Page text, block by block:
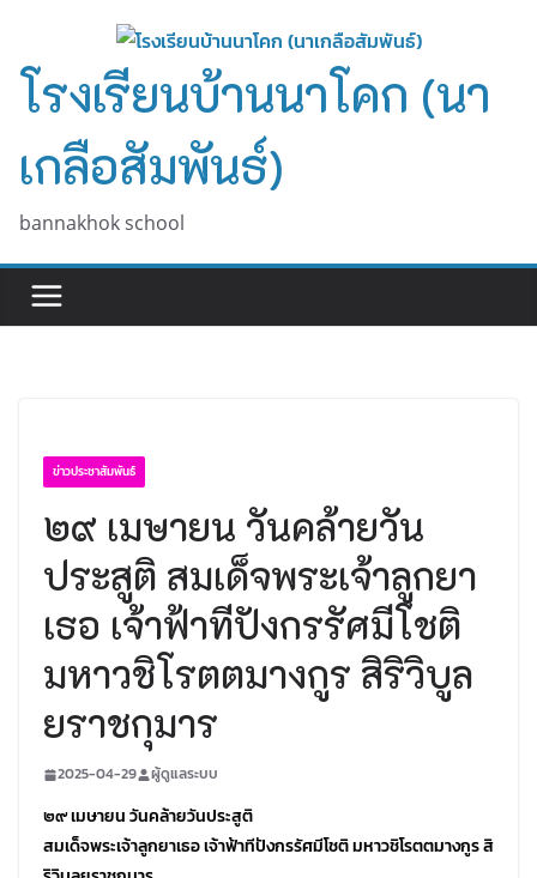
content
โรงเรียนบ้านนาโคก (นา
เกลือสัมพันธ์)
bannakhok school
ข่าวประชาสัมพันธ์
๒๙ เมษายน วันคล้ายวัน
ประสูติ สมเด็จพระเจ้าลูกยา
เธอ เจ้าฟ้าทีปังกรรัศมีโชติ
มหาวชิโรตตมางกูร สิริวิบูล
ยราชกุมาร
2025-04-29 ผู้ดูแลระบบ
๒๙ เมษายน วันคล้ายวันประสูติ
สมเด็จพระเจ้าลูกยาเธอ เจ้าฟ้าทีปังกรรัศมีโชติ มหาวชิโรตตมางกูร สิ